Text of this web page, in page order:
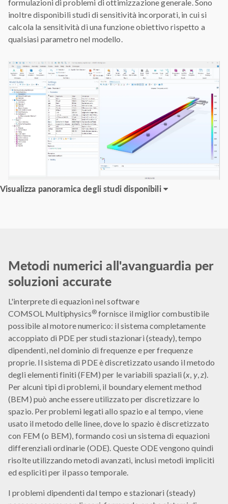
formulazioni di problemi di ottimizzazione generale. Sono
inoltre disponibili studi di sensitività incorporati, in cui si
calcola la sensitività di una funzione obiettivo rispetto a
qualsiasi parametro nel modello.
Visualizza panoramica degli studi disponibili
Metodi numerici all'avanguardia per
soluzioni accurate
L'interprete di equazioni nel software
COMSOL Multiphysics® fornisce il miglior combustibile
possibile al motore numerico: il sistema completamente
accoppiato di PDE per studi stazionari (steady), tempo
dipendenti, nel dominio di frequenze e per frequenze
proprie. Il sistema di PDE è discretizzato usando il metodo
degli elementi finiti (FEM) per le variabili spaziali (x y, z).
Per alcuni tipi di problemi, il boundary element method
(BEM) può anche essere utilizzato per discretizzare lo
spazio. Per problemi legati allo spazio e al tempo, viene
usato il metodo delle linee, dove lo spazio è discretizzato
con FEM (o BEM), formando così un sistema di equazioni
differenziali ordinarie (ODE). Queste ODE vengono quindi
risolte utilizzando metodi avanzati, inclusi metodi impliciti
ed espliciti per il passo temporale.
I problemi dipendenti dal tempo e stazionari (steady)